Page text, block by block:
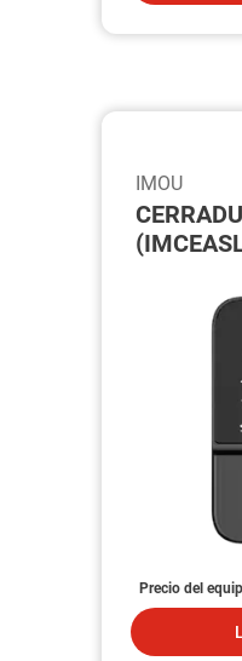
IMOU
Precio del